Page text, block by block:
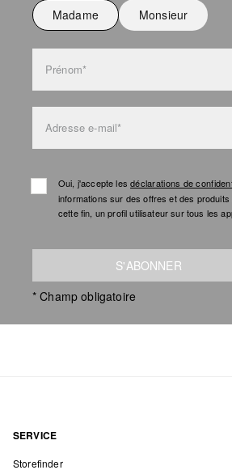
Madame Monsieur
Prénom*
Adresse e-mail*
Oui, j'accepte lesdéclarations de
informations sur des offres et des
cette fin, un profil utilisateur sur tous les
S'ABONNER
* Champ obligatoire
SERVICE
Storefinder